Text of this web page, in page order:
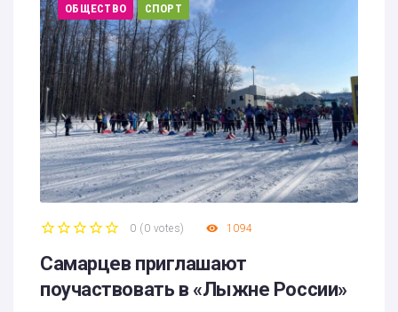
ОБЩЕСТВО СПОРТ
0 ( 0 votes) 1094
Самарцев приглашают
поучаствовать в «Лыжне России»